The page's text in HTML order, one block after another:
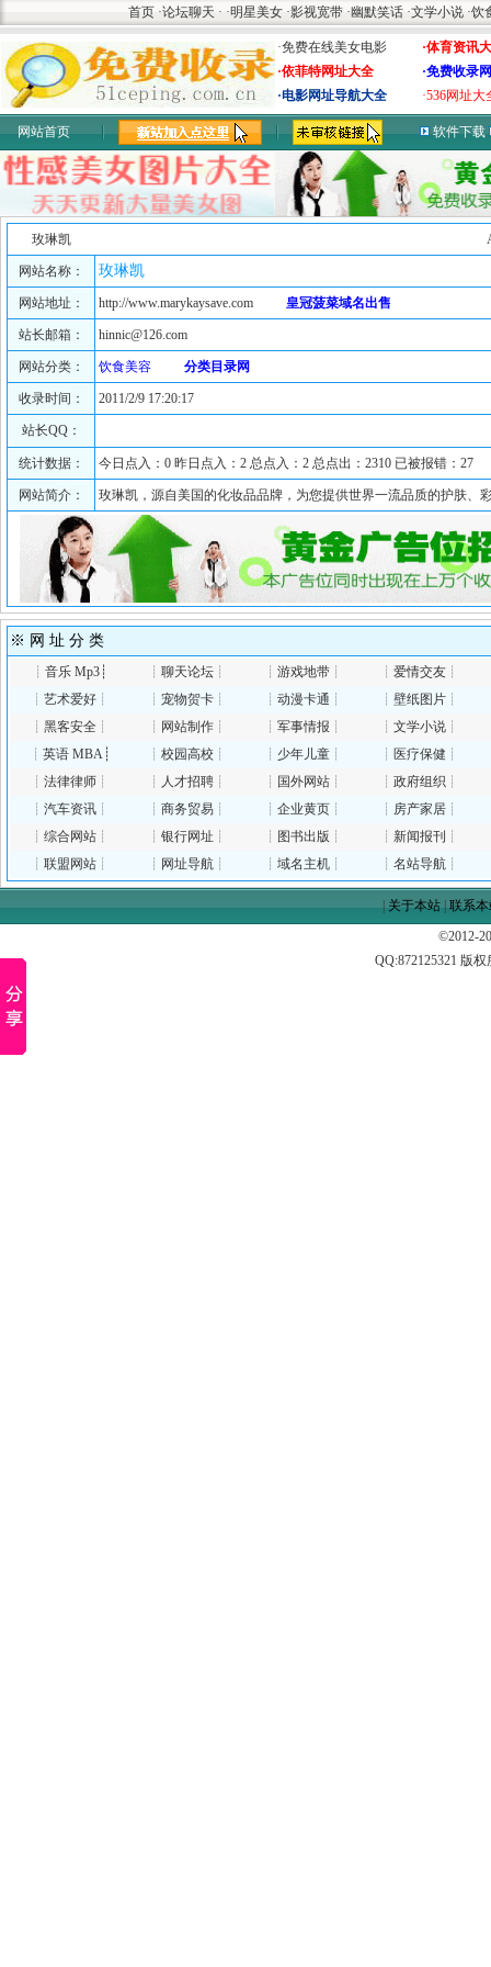
首页 ·论坛聊天 · ·明星美女 ·影视宽带 ·幽默笑话 ·文学小说 ·饮
·免费在线美女电影
·体育资讯
·依菲特网址大全
·免费收录
·电影网址导航大全
·536网址大
网站首页 软件下载
玫琳凯
网站名称： 玫琳凯
网站地址： http://www.marykaysave.com 皇冠菠菜域名出售
站长邮箱： hinnic@126.com
网站分类： 饮食美容 分类目录网
收录时间： 2011/2/9 17:20:17
站长QQ：
统计数据： 今日点入：0 昨日点入：2 总点入：2 总点出：2310 已被报错：27
网站简介： 玫琳凯，源自美国的化妆品品牌，为您提供世界一流品质的护肤、
※ 网 址 分 类
┊ 音乐 Mp3 ┊ ┊ 聊天论坛 ┊ ┊ 游戏地带 ┊ ┊ 爱情交友 ┊
┊ 艺术爱好┊ ┊ 宠物贺卡 ┊ ┊ 动漫卡通 ┊ ┊ 壁纸图片 ┊
┊ 黑客安全 ┊ ┊ 网站制作 ┊ ┊ 军事情报 ┊ ┊ 文学小说 ┊
┊ 英语 MBA┊ ┊ 校园高校 ┊ ┊ 少年儿童 ┊ ┊ 医疗保健 ┊
┊ 法律律师┊ ┊ 人才招聘 ┊ ┊ 国外网站 ┊ ┊ 政府组织 ┊
┊ 汽车资讯┊ ┊ 商务贸易 ┊ ┊ 企业黄页 ┊ ┊ 房产家居 ┊
┊ 综合网站┊ ┊ 银行网址 ┊ ┊ 图书出版 ┊ ┊ 新闻报刊 ┊
┊ 联盟网站┊ ┊ 网址导航 ┊ ┊ 域名主机 ┊ ┊ 名站导航 ┊
|关于本站|联系
©2012-
QQ:872125321 版权